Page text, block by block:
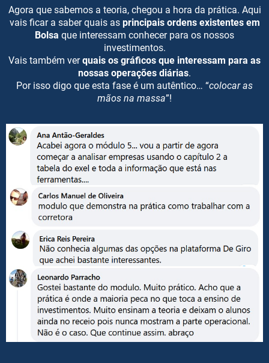
Agora que sabemos a teoria, chegou a hora da prática. Aqui
vais ficar a saber quais as principais ordens existentes em
Bolsa que interessam conhecer para os nossos
investimentos.
Vais também verquais os gráficos que interessam para as
nossas operações diárias.
Por isso digo que esta fase é um autêntico… “colocar as
mãos na massa”!